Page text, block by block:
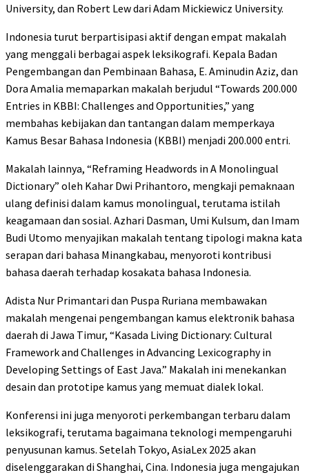
University, dan Robert Lew dari Adam Mickiewicz University.
Indonesia turut berpartisipasi aktif dengan empat makalah
yang menggali berbagai aspek leksikografi. Kepala Badan
Pengembangan dan Pembinaan Bahasa, E. Aminudin Aziz, dan
Dora Amalia memaparkan makalah berjudul “Towards 200.000
Entries in KBBI: Challenges and Opportunities,” yang
membahas kebijakan dan tantangan dalam memperkaya
Kamus Besar Bahasa Indonesia (KBBI) menjadi 200.000 entri.
Makalah lainnya, “Reframing Headwords in A Monolingual
Dictionary” oleh Kahar Dwi Prihantoro, mengkaji pemaknaan
ulang definisi dalam kamus monolingual, terutama istilah
keagamaan dan sosial. Azhari Dasman, Umi Kulsum, dan Imam
Budi Utomo menyajikan makalah tentang tipologi makna kata
serapan dari bahasa Minangkabau, menyoroti kontribusi
bahasa daerah terhadap kosakata bahasa Indonesia.
Adista Nur Primantari dan Puspa Ruriana membawakan
makalah mengenai pengembangan kamus elektronik bahasa
daerah di Jawa Timur, “Kasada Living Dictionary: Cultural
Framework and Challenges in Advancing Lexicography in
Developing Settings of East Java.” Makalah ini menekankan
desain dan prototipe kamus yang memuat dialek lokal.
Konferensi ini juga menyoroti perkembangan terbaru dalam
leksikografi, terutama bagaimana teknologi mempengaruhi
penyusunan kamus. Setelah Tokyo, AsiaLex 2025 akan
diselenggarakan di Shanghai, Cina. Indonesia juga mengajukan